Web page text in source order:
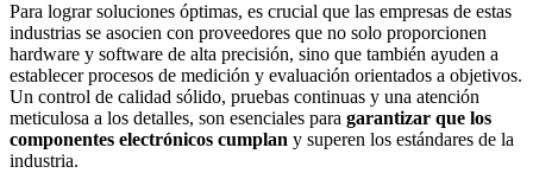
Para lograr soluciones óptimas, es crucial que las empresas de estas
industrias se asocien con proveedores que no solo proporcionen
hardware y software de alta precisión, sino que también ayuden a
establecer procesos de medición y evaluación orientados a objetivos.
Un control de calidad sólido, pruebas continuas y una atención
meticulosa a los detalles, son esenciales para garantizar que los
componentes electrónicos cumplan y superen los estándares de la
industria.